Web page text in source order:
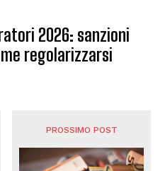
2026: sanzioni
regolarizzarsi
PROSSIMO POST